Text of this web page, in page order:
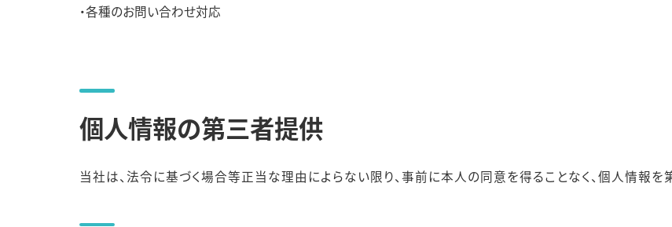
・各種のお問い合わせ対応
個人情報の第三者提供
当社は、法令に基づく場合等正当な理由によらない限り、事前に本人の同意を得ることなく、個人情報を